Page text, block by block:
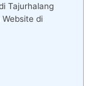
Tajurhalang
di